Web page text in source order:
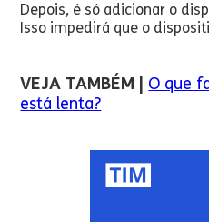
Depois, é só adicionar o
Isso impedirá que o
VEJA TAMBÉM |
O que
está lenta?